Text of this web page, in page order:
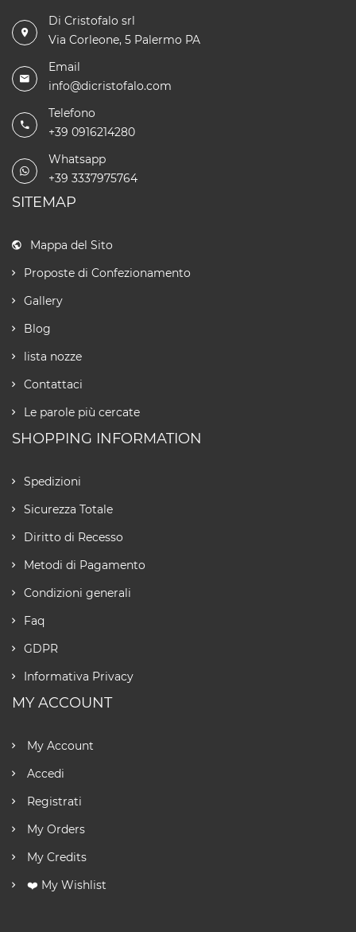
Di Cristofalo srl
Via Corleone, 5 Palermo PA
Email
info@dicristofalo.com
Telefono
+39 0916214280
Whatsapp
+39 3337975764
SITEMAP
Mappa del Sito
Proposte di Confezionamento
Gallery
Blog
lista nozze
Contattaci
Le parole più cercate
SHOPPING INFORMATION
Spedizioni
Sicurezza Totale
Diritto di Recesso
Metodi di Pagamento
Condizioni generali
Faq
GDPR
Informativa Privacy
MY ACCOUNT
My Account
Accedi
Registrati
My Orders
My Credits
❤️ My Wishlist